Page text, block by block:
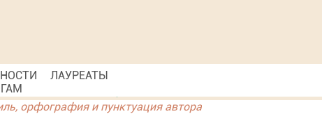
ЛАУРЕАТЫ
орфография и пунктуация автора